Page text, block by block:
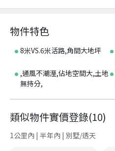
物件特色
8米VS.6米活路,角間大地坪
,通風不潮溼,佔地空間大,土地
無持分,
類似物件實價登錄(10)
1公里內 | 半年內 | 別墅/透天